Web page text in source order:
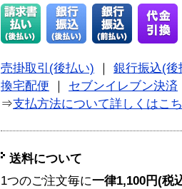
売掛取引(後払い)
銀行振込(後
換宅配便
セブンイレブン決済
⇒支払方法について詳しくはこ
送料について
1つのご注文毎に一律1,100円(税